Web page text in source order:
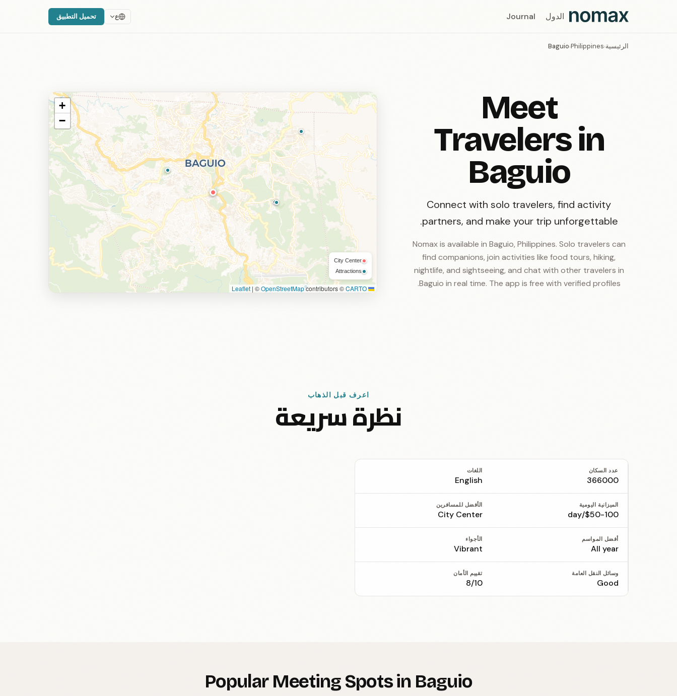
الدول Journal ع تحميل التطبيق
الرئيسية›
Philippines
›
Baguio
Meet
Travelers in
Baguio
Connect with solo travelers, find activity
partners, and make your trip unforgettable.
Nomax is available in Baguio, Philippines. Solo travelers can
find companions, join activities like food tours, hiking,
nightlife, and sightseeing, and chat with other travelers in
Baguio in real time. The app is free with verified profiles.
+
−
City Center
Attractions
Leaflet
| ©OpenStreetMapcontributors ©CARTO
اعرف قبل الذهاب
نظرة سريعة
عدد السكان
366000
اللغات
English
الميزانية اليومية
$50-100/day
الأفضل للمسافرين
City Center
أفضل المواسم
All year
الأجواء
Vibrant
وسائل النقل العامة
Good
تقييم الأمان
8/10
Popular Meeting Spots in Baguio